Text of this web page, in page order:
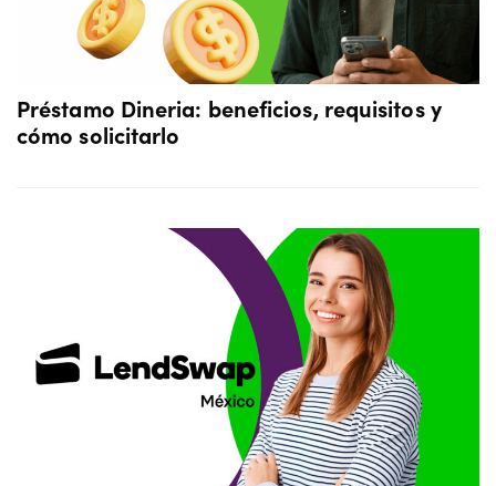
Préstamo Dineria: beneficios, requisitos y
cómo solicitarlo